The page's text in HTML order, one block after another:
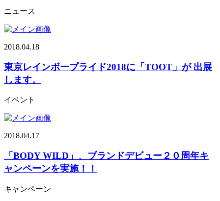
ニュース
2018.04.18
東京レインボープライド2018に「TOOT」が 出展
します。
イベント
2018.04.17
「BODY WILD」、ブランドデビュー２０周年キ
ャンペーンを実施！！
キャンペーン